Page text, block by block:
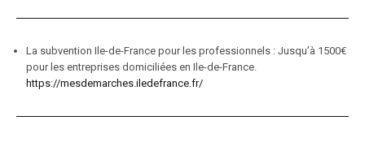
La subvention Ile-de-France pour les professionnels : Jusqu’à 1500€
pour les entreprises domiciliées en Ile-de-France.
https://mesdemarches.iledefrance.fr/